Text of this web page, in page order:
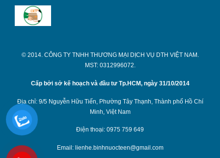
© 2014. CÔNG TY TNHH THƯƠNG MẠI DỊCH VỤ DTH VIỆT NAM.
MST: 0312996072.
Cấp bởi sở kế hoạch và đầu tư Tp.HCM, ngày 31/10/2014
Địa chỉ: 9/5 Nguyễn Hữu Tiến, Phường Tây Thạnh, Thành phố Hồ Chí
Minh, Việt Nam
Điện thoại: 0975 759 649
Email: lienhe.binhnuocteen@gmail.com